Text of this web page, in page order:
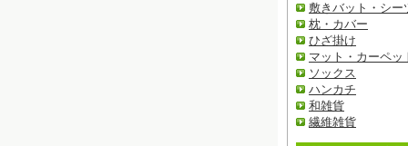
敷きバット・シー
枕・カバー
ひざ掛け
マット・カーペッ
ソックス
ハンカチ
和雑貨
繊維雑貨